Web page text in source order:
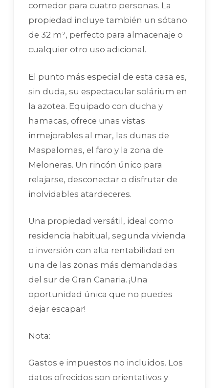
comedor para cuatro personas. La
propiedad incluye también un sótano
de 32 m², perfecto para almacenaje o
cualquier otro uso adicional.
El punto más especial de esta casa es,
sin duda, su espectacular solárium en
la azotea. Equipado con ducha y
hamacas, ofrece unas vistas
inmejorables al mar, las dunas de
Maspalomas, el faro y la zona de
Meloneras. Un rincón único para
relajarse, desconectar o disfrutar de
inolvidables atardeceres.
Una propiedad versátil, ideal como
residencia habitual, segunda vivienda
o inversión con alta rentabilidad en
una de las zonas más demandadas
del sur de Gran Canaria. ¡Una
oportunidad única que no puedes
dejar escapar!
Nota:
Gastos e impuestos no incluidos. Los
datos ofrecidos son orientativos y